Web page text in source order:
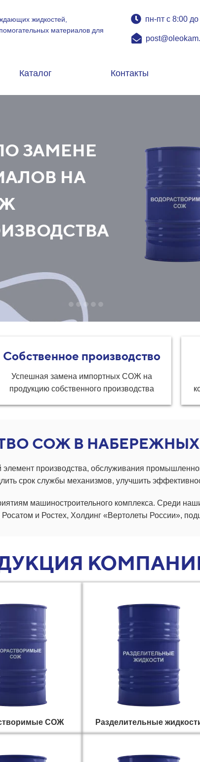
жидкостей,
материалов для
пн-пт с 8:00
Каталог Контакты
ЗАМЕНЕ
НА
Собственное производство
Успешная замена импортных СОЖ на
продукцию собственного производства
СОЖ В
производства, обслуживания
срок службы механизмов, улучшить
машиностроительного комплекса. Среди
и Ростех, Холдинг «Вертолеты России»,
СОЖ Разделительные